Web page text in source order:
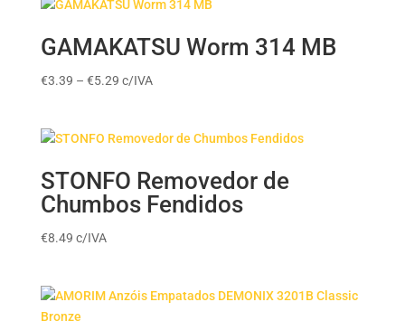
GAMAKATSU Worm 314 MB
€3.39 – €5.29Price
through
c/IVA
STONFO Removedor de
Chumbos Fendidos
€8.49 c/IVA